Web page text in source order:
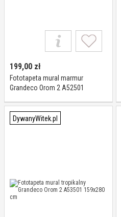
199,00 zł
Fototapeta mural marmur
Grandeco Orom 2 A52501
DywanyWitek.pl